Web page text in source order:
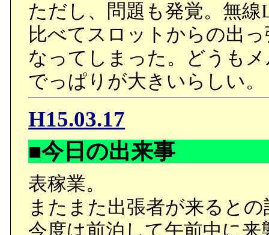
ただし、問題も発覚。無
比べてスロットからの出
なってしまった。どうも
でっぱりが大きいらしい。
H15.03.17
■今日の出来事
表稼業。
またまた出張者が来ると
今度は前泊して午前中に